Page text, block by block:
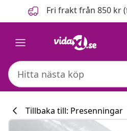
FöregåendeFri frakt från 850 kr
Tillbaka till: Presenningar